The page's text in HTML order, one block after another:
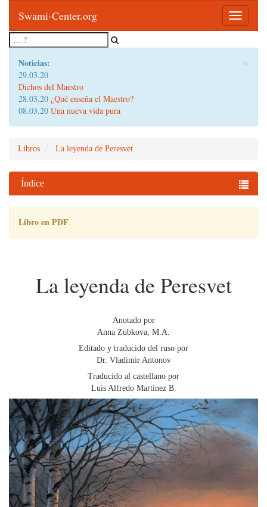
Toggle
Swami-Center.org
×
Noticias:
29.03.20
Dichos del Maestro
28.03.20 ¿Qué enseña el Maestro?
08.03.20 Una nueva vida pura
Libros La leyenda de Peresvet
Índice
Libro en PDF.
La leyenda de Peresvet
Anotado por
Anna Zubkova, M.A.
Editado y traducido del ruso por
Dr. Vladimir Antonov
Traducido al castellano por
Luis Alfredo Martinez B.